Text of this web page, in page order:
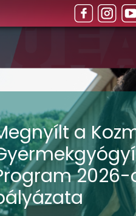
a
2026-